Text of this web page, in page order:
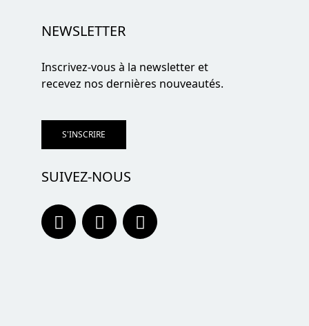
NEWSLETTER
Inscrivez-vous à la newsletter et
recevez nos dernières nouveautés.
S'INSCRIRE
SUIVEZ-NOUS